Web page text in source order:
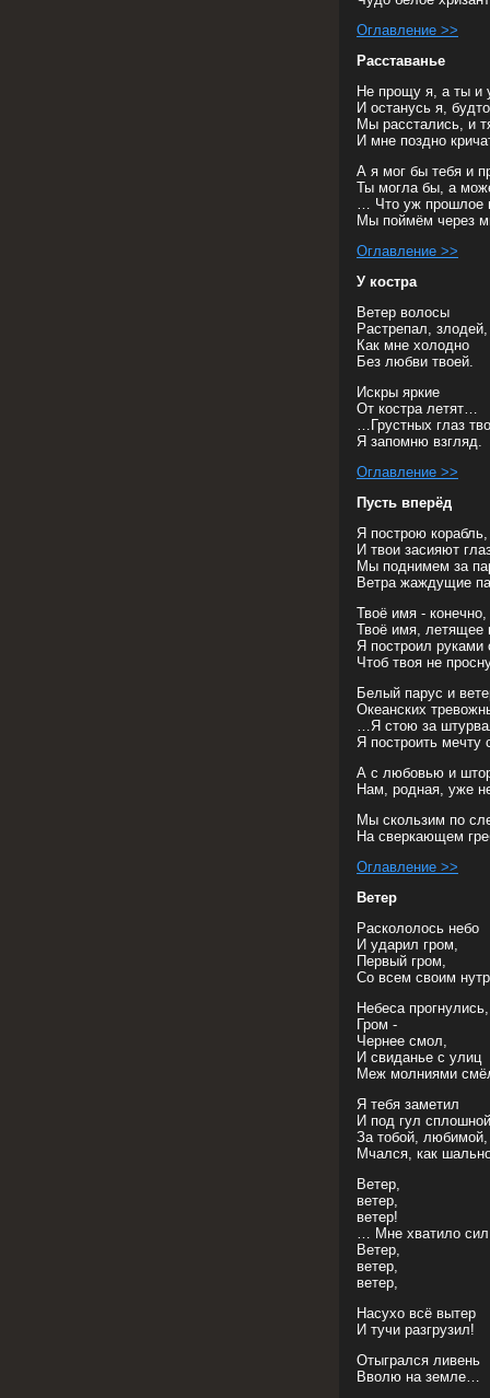
Оглавление >>
Расставанье
Не прощу я, а ты и
И останусь я,
Мы расстались, и
И мне поздно
А я мог бы тебя и
Ты могла бы, а
… Что уж прошлое
Мы поймём через
Оглавление >>
У костра
Ветер волосы
Растрепал, злодей,
Как мне холодно
Без любви твоей.
Искры яркие
От костра летят…
…Грустных глаз
Я запомню взгляд.
Оглавление >>
Пусть вперёд
Я построю
И твои засияют
Мы поднимем за
Ветра жаждущие
Твоё имя -
Твоё имя,
Я построил руками
Чтоб твоя не
Белый парус и
Океанских
…Я стою за
Я построить мечту
А с любовью и
Нам, родная, уже
Мы скользим по
На сверкающем
Оглавление >>
Ветер
Раскололось небо
И ударил гром,
Первый гром,
Со всем своим
Небеса прогнулись,
Гром -
Чернее смол,
И свиданье с улиц
Меж молниями
Я тебя заметил
И под гул
За тобой, любимой,
Мчался, как
Ветер,
ветер,
ветер!
… Мне хватило
Ветер,
ветер,
ветер,
Насухо всё вытер
И тучи разгрузил!
Отыгрался ливень
Вволю на земле…